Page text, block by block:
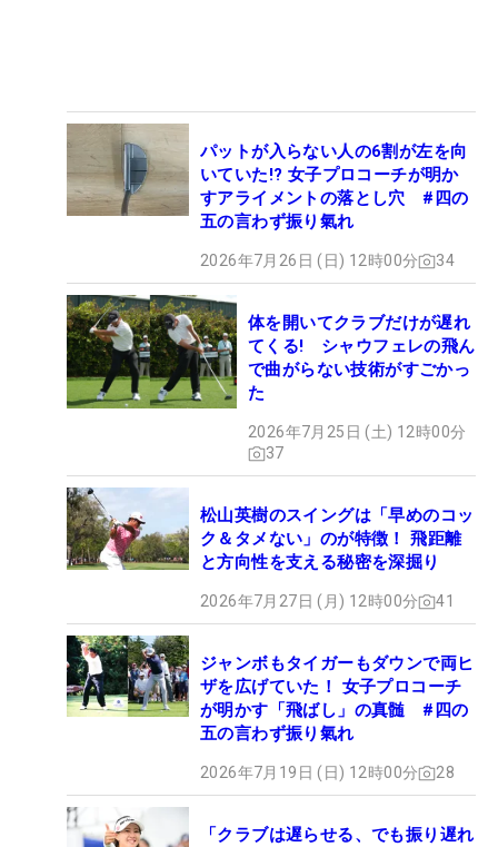
パットが入らない人の6割が左を向
いていた!? 女子プロコーチが明か
すアライメントの落とし穴 #四の
五の言わず振り氣れ
2026年7月26日 (日) 12時00分 34
体を開いてクラブだけが遅れ
てくる! シャウフェレの飛ん
で曲がらない技術がすごかっ
た
2026年7月25日 (土) 12時00分
37
松山英樹のスイングは「早めのコッ
ク＆タメない」のが特徴！ 飛距離
と方向性を支える秘密を深掘り
2026年7月27日 (月) 12時00分 41
ジャンボもタイガーもダウンで両ヒ
ザを広げていた！ 女子プロコーチ
が明かす「飛ばし」の真髄 #四の
五の言わず振り氣れ
2026年7月19日 (日) 12時00分 28
「クラブは遅らせる、でも振り遅れ